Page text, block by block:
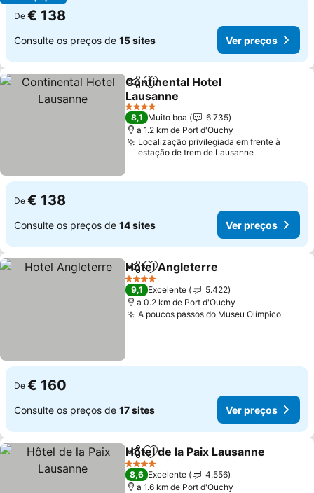
De € 138
Consulte os preços de 15 sites Ver preços
PartilharAdicionar aos favoritos
Continental Hotel
Lausanne
Ver preços
4 Estrelas
8,1 Muito boa
6.735
a 1.2 km de Port d'Ouchy
Localização privilegiada em frente à
estação de trem de Lausanne
De € 138
Consulte os preços de 14 sites Ver preços
PartilharAdicionar aos favoritos
Hotel Angleterre
4 Estrelas
9,1 Excelente
5.422
a 0.2 km de Port d'Ouchy
A poucos passos do Museu OlímpicoVer
De € 160
Consulte os preços de 17 sites Ver preços
PartilharAdicionar aos favoritos
Hôtel de la Paix Lausanne
4 Estrelas
8,6 Excelente
4.556
a 1.6 km de Port d'Ouchy